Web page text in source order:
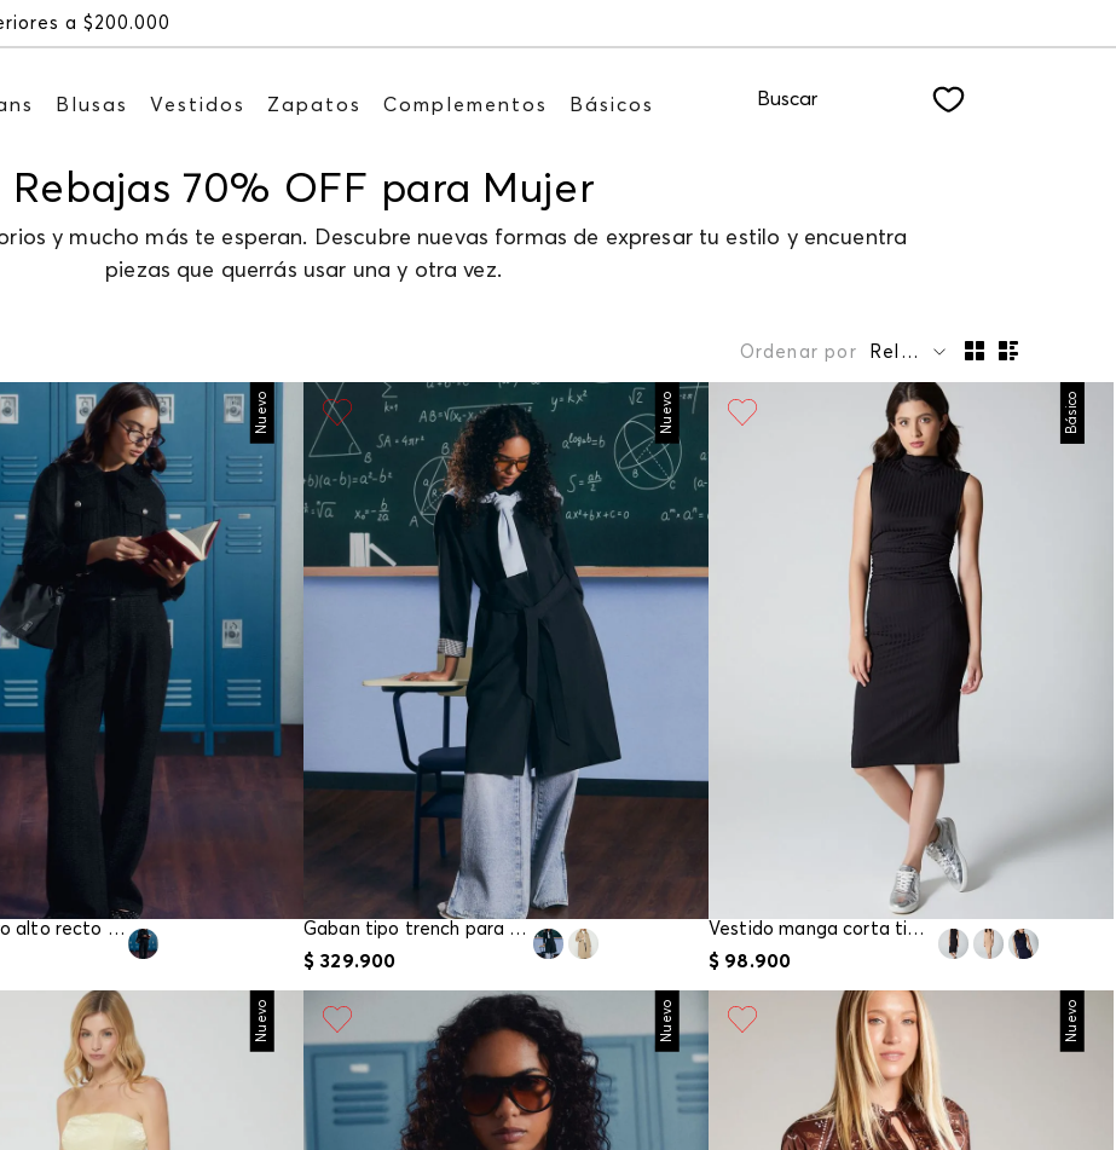
Recibe: 15%OFF suscribiéndote a nuestro NEWSLETTER
Blusas Vestidos Zapatos Complementos Básicos Buscar
Rebajas 70% OFF para Mujer
y mucho más te esperan. Descubre nuevas formas de expresar tu estilo y encuentra
piezas que querrás usar una y otra vez.
Ordenar por Relevancia
Nuevo
Pantalon tiro alto recto para mujer
Nuevo
Gaban tipo trench para mujer
$ 329.900
Básico
Vestido manga corta tipo columna para mujer
$ 98.900
Nuevo Nuevo Nuevo